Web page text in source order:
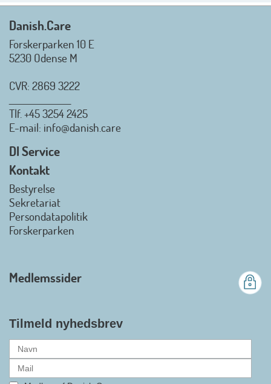
Mvh. Anders, Helle og Malthe
Danish.Care - Branchen for
hjælpemidler og
Danish.Care fra den 01. juli 2026
officielt kan kalde sig for
gennemslagskraft og skabe
hjælpemidler samt give
medlemmerne adgang til en
alle formaliteterne nu er på plads
Danish.Care
Forskerparken 10 E
5230 Odense M
CVR: 2869 3222
Tlf.+45 3254 2425
E-mail: info@danish.care
DI Service
Kontakt
Bestyrelse
Sekretariat
Persondatapolitik
Forskerparken
Medlemssider
Tilmeld nyhedsbrev